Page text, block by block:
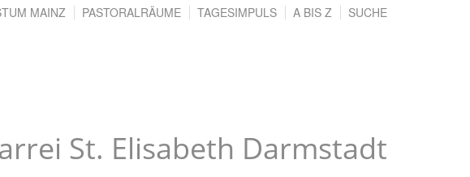
St. Elisabeth Darmstadt
MAINZ PASTORALRÄUME TAGESIMPULS A BIS Z SUCHE